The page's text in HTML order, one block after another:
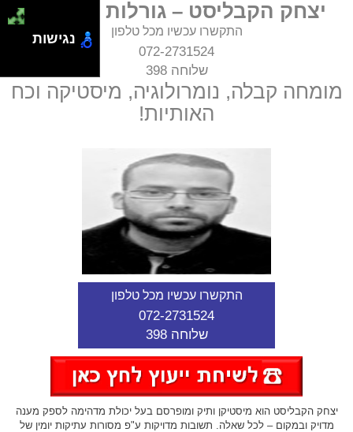
יצחק הקבליסט – גורלות ועתידות
התקשרו עכשיו מכל טלפון
072-2731524
שלוחה 398
מומחה קבלה, נומרולוגיה, מיסטיקה וכח
האותיות!
התקשרו עכשיו מכל טלפון
072-2731524
שלוחה 398
יצחק הקבליסט הוא מיסטיקן ותיק ומופרסם בעל יכולת מדהימה לספק מענה
מדויק ובמקום – לכל שאלה. תשובות מדויקות ע"פ מסורות עתיקות יומין של
נגישות